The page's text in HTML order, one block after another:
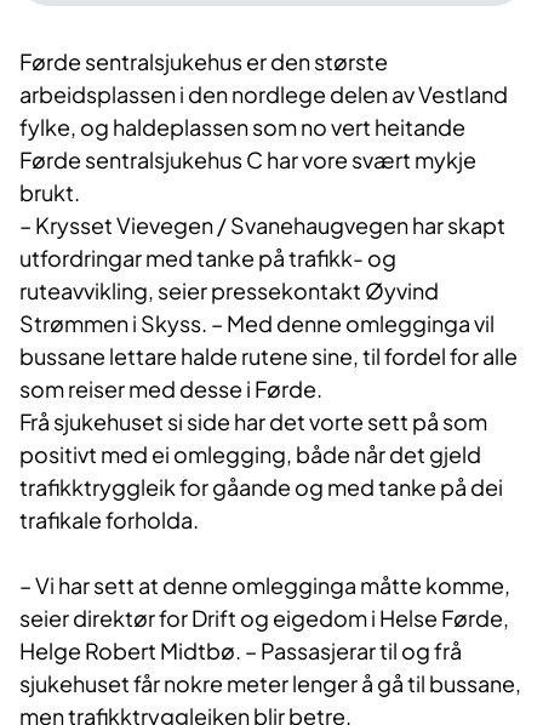
Førde sentralsjukehus er den største
arbeidsplassen i den nordlege delen av Vestland
fylke, og haldeplassen som no vert heitande
Førde sentralsjukehus C har vore svært mykje
brukt.
– Krysset Vievegen / Svanehaugvegen har skapt
utfordringar med tanke på trafikk- og
ruteavvikling, seier pressekontakt Øyvind
Strømmen i Skyss. – Med denne omlegginga vil
bussane lettare halde rutene sine, til fordel for alle
som reiser med desse i Førde.
Frå sjukehuset si side har det vorte sett på som
positivt med ei omlegging, både når det gjeld
trafikktryggleik for gåande og med tanke på dei
trafikale forholda.
– Vi har sett at denne omlegginga måtte komme,
seier direktør for Drift og eigedom i Helse Førde,
Helge Robert Midtbø. – Passasjerar til og frå
sjukehuset får nokre meter lenger å gå til bussane,
men trafikktryggleiken blir betre.